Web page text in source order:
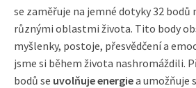
se zaměřuje na jemné dotyky 32 bodů
různými oblastmi života. Tito body
myšlenky, postoje, přesvědčení a
jsme si během života nashromáždili.
bodů se uvolňuje energiea umožňuje